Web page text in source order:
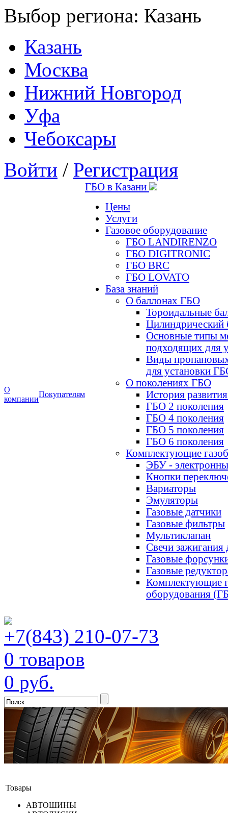
Выбор региона: Казань
Казань
Москва
Нижний Новгород
Уфа
Чебоксары
Войти / Регистрация
О
компании
Покупателям
ГБО в Казани
Цены
Услуги
Газовое оборудование
ГБО LANDIRENZO
ГБО DIGITRONIC
ГБО BRC
ГБО LOVATO
База знаний
О баллонах ГБО
Тороидальные
Цилиндрический
Основные типы
подходящих для
Виды
для установки
О поколениях ГБО
История
ГБО 2 поколения
ГБО 4 поколения
ГБО 5 поколения
ГБО 6 поколения
Комплектующие
ЭБУ -
Кнопки
Вариаторы
Эмуляторы
Газовые датчики
Газовые фильтры
Мультиклапан
Свечи
Газовые
Газовые
Комплектующие
оборудования
+7(843) 210-07-73
0 товаров
0 руб.
Товары
АВТОШИНЫ